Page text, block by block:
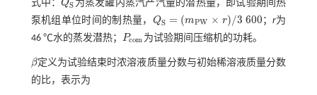
式中：QS
QS 为蒸发罐内蒸汽产汽量的潜热量，即试验期间热
泵机组单位时间的制热量， QS = (mPW × r)/3 600
QS= mP W×r/3 600 ；r为
46 ℃水的蒸发潜热； Pcom
Pcom 为试验期间压缩机的功耗。
β
β定义为试验结束时浓溶液质量分数与初始稀溶液质量分数
的比，表示为